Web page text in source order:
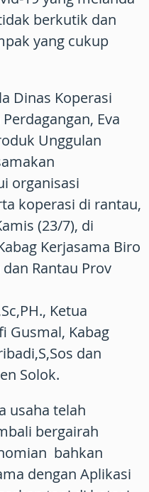
berkutik dan
yang cukup
Dinas Koperasi
Eva
Unggulan
organisasi
koperasi di rantau,
(23/7), di
Kerjasama Biro
Rantau Prov
Ketua
Gusmal, Kabag
dan
Solok.
usaha telah
bergairah
bahkan
dengan Aplikasi